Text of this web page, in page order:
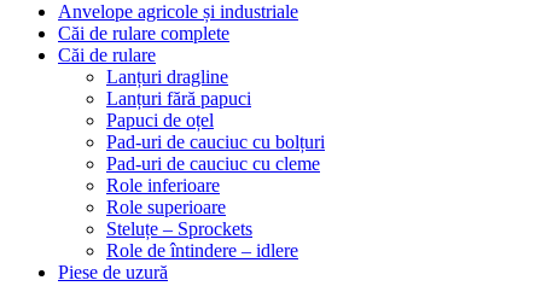
Anvelope agricole și industriale
Căi de rulare complete
Căi de rulare
Lanțuri dragline
Lanțuri fără papuci
Papuci de oțel
Pad-uri de cauciuc cu bolțuri
Pad-uri de cauciuc cu cleme
Role inferioare
Role superioare
Steluțe – Sprockets
Role de întindere – idlere
Piese de uzură